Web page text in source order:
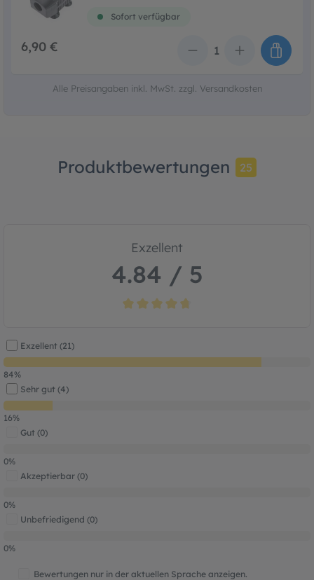
Sofort verfügbar
6,90 €
Alle Preisangaben inkl. MwSt. zzgl. Versandkosten
Produktbewertungen 25
Exzellent
4.84 / 5
Exzellent (21)
84%
Sehr gut (4)
16%
Gut (0)
0%
Akzeptierbar (0)
0%
Unbefriedigend (0)
0%
Bewertungen nur in der aktuellen Sprache anzeigen.